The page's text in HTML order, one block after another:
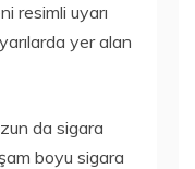
resimli uyarı
yer alan
da sigara
boyu sigara